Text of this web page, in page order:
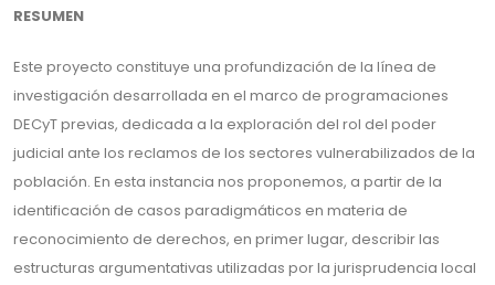
RESUMEN
Este proyecto constituye una profundización de la línea de
investigación desarrollada en el marco de programaciones
DECyT previas, dedicada a la exploración del rol del poder
judicial ante los reclamos de los sectores vulnerabilizados de la
población. En esta instancia nos proponemos, a partir de la
identificación de casos paradigmáticos en materia de
reconocimiento de derechos, en primer lugar, describir las
estructuras argumentativas utilizadas por la jurisprudencia local